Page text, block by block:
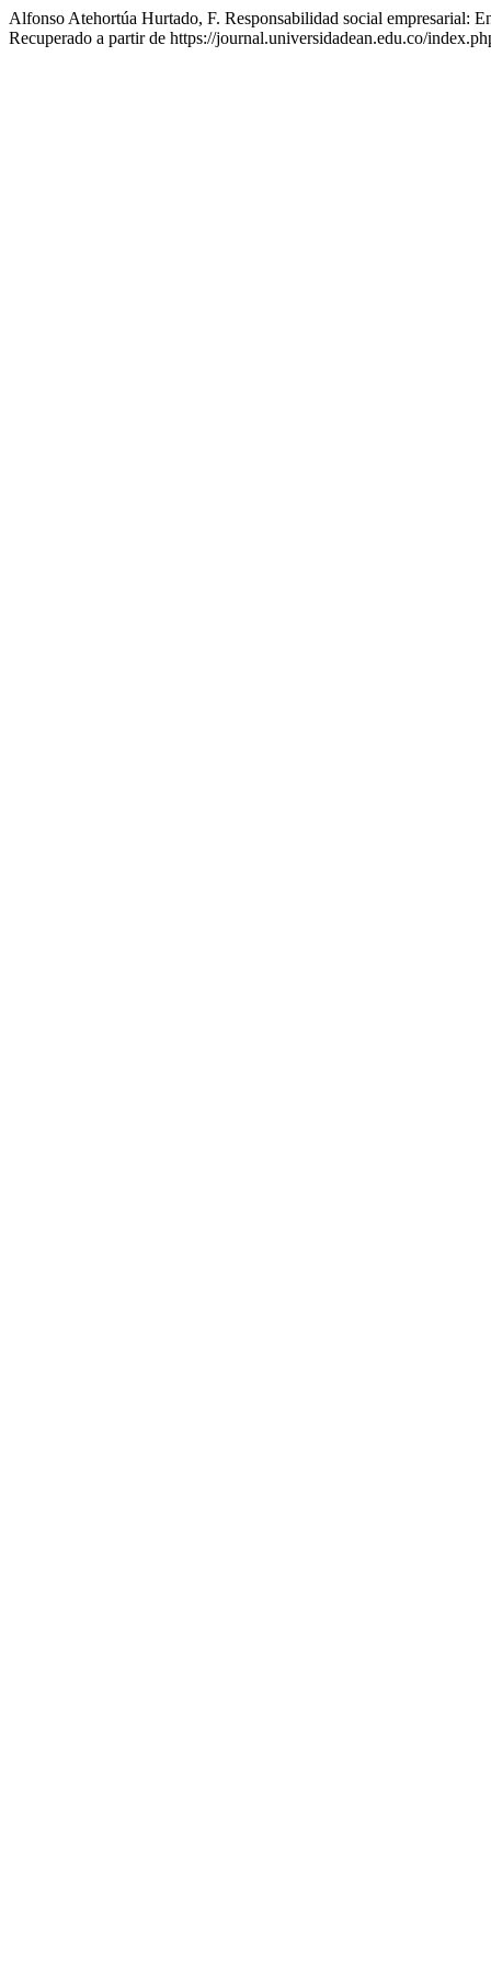
Alfonso Atehortúa Hurtado, F. Responsabilidad social empresarial:
Recuperado a partir de https://journal.universidadean.edu.co/